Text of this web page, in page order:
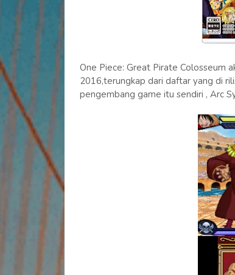
One Piece: Great Pirate Colosseum
2016,terungkap dari daftar yang di
pengembang game itu sendiri , Arc